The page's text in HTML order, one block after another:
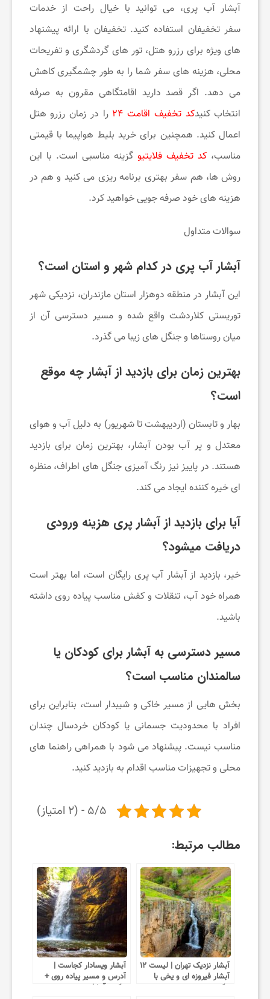
آبشار آب پری، می توانید با خیال راحت از خدمات
سفر تخفیفان استفاده کنید. تخفیفان با ارائه پیشنهاد
های ویژه برای رزرو هتل، تور های گردشگری و تفریحات
محلی، هزینه های سفر شما را به طور چشمگیری کاهش
می دهد. اگر قصد دارید اقامتگاهی مقرون به صرفه
انتخاب کنیدکد تخفیف اقامت ۲۴
را در زمان رزرو هتل
اعمال کنید. همچنین برای خرید بلیط هواپیما با قیمتی
مناسب، کد تخفیف فلایتیوگزینه مناسبی است. با این
روش ها، هم سفر بهتری برنامه ریزی می کنید و هم در
هزینه های خود صرفه جویی خواهید کرد.
سوالات متداول
آبشار آب پری در کدام شهر و استان است؟
این آبشار در منطقه دوهزار استان مازندران، نزدیکی شهر
توریستی کلاردشت واقع شده و مسیر دسترسی آن از
میان روستاها و جنگل های زیبا می گذرد.
بهترین زمان برای بازدید از آبشار چه موقع
است؟
بهار و تابستان (اردیبهشت تا شهریور) به دلیل آب و هوای
معتدل و پر آب بودن آبشار، بهترین زمان برای بازدید
هستند. در پاییز نیز رنگ آمیزی جنگل های اطراف، منظره
ای خیره کننده ایجاد می کند.
آیا برای بازدید از آبشار پری هزینه ورودی
دریافت میشود؟
خیر، بازدید از آبشار آب پری رایگان است، اما بهتر است
همراه خود آب، تنقلات و کفش مناسب پیاده روی داشته
باشید.
مسیر دسترسی به آبشار برای کودکان یا
سالمندان مناسب است؟
بخش هایی از مسیر خاکی و شیبدار است، بنابراین برای
افراد با محدودیت جسمانی یا کودکان خردسال چندان
مناسب نیست. پیشنهاد می شود با همراهی راهنما های
محلی و تجهیزات مناسب اقدام به بازدید کنید.
۵/۵ - (۲ امتیاز)
مطالب مرتبط:
آبشار نزدیک تهران | لیست ۱۲
آبشار فیروزه ای و یخی با
عکس
آبشار ویسادار کجاست |
آدرس و مسیر پیاده روی +
عکس آبشار